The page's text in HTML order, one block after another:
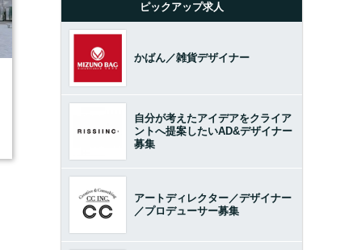
ピックアップ求人
かばん／雑貨デザイナー
自分が考えたアイデアをクライア
ントへ提案したいAD&デザイナー
募集
アートディレクター／デザイナー
／プロデューサー募集